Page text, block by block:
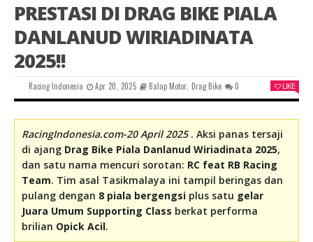
PRESTASI DI DRAG BIKE PIALA
DANLANUD WIRIADINATA
2025!!
Racing Indonesia Apr 20, 2025 Balap Motor, Drag Bike 0 LIKE
RacingIndonesia.com-20 April 2025. Aksi panas tersaji
di ajang Drag Bike Piala Danlanud Wiriadinata 2025,
dan satu nama mencuri sorotan: RC feat RB Racing
Team. Tim asal Tasikmalaya ini tampil beringas dan
pulang dengan 8 piala bergengsi plus satu gelar
Juara Umum Supporting Class berkat performa
brilian Opick Acil.